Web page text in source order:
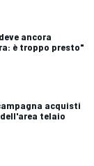
ancora
è troppo presto"
acquisti
telaio